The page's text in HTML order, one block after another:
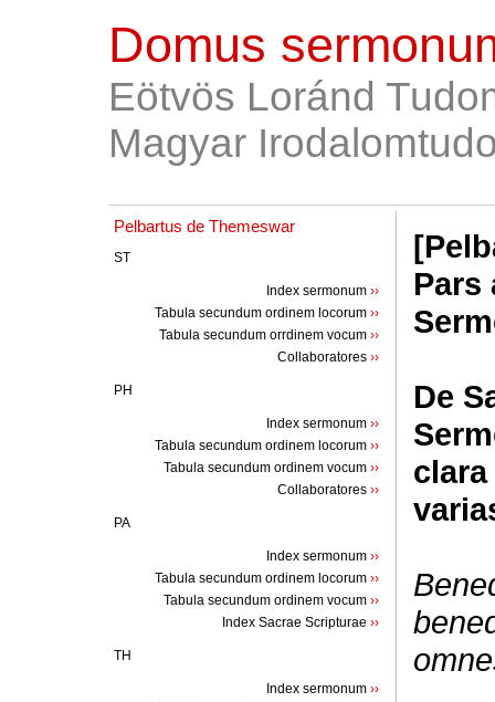
Domus
Eötvös Loránd
Magyar
Pelbartus de Themeswar
ST
Index sermonum ››
Tabula secundum ordinem locorum ››
Tabula secundum orrdinem vocum ››
Collaboratores ››
PH
Index sermonum ››
Tabula secundum ordinem locorum ››
Tabula secundum ordinem vocum ››
Collaboratores ››
PA
Index sermonum ››
Tabula secundum ordinem locorum ››
Tabula secundum ordinem vocum ››
Index Sacrae Scripturae ››
TH
Index sermonum ››
Pars
De